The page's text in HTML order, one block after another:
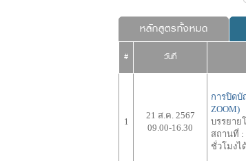
หลักสูตรทั้งหมด
# วันที่
1
21 ส.ค. 2567
09.00-16.30
การปิดบั
ZOOM)
บรรยาย
สถานที่ :
ชั่วโมงไ